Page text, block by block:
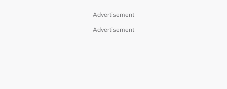
Advertisement
Advertisement